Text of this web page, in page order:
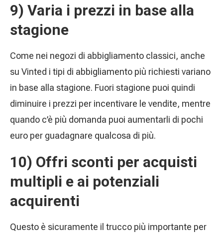
9) Varia i prezzi in base alla
stagione
Come nei negozi di abbigliamento classici, anche
su Vinted i tipi di abbigliamento più richiesti variano
in base alla stagione. Fuori stagione puoi quindi
diminuire i prezzi per incentivare le vendite, mentre
quando c’è più domanda puoi aumentarli di pochi
euro per guadagnare qualcosa di più.
10) Offri sconti per acquisti
multipli e ai potenziali
acquirenti
Questo è sicuramente il trucco più importante per